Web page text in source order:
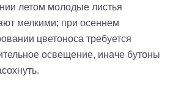
летом молодые листья
мелкими; при осеннем
цветоноса требуется
освещение, иначе бутоны